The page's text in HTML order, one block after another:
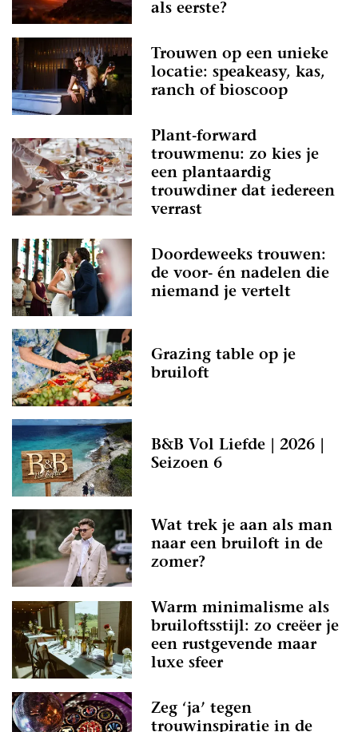
als eerste?
Trouwen op een unieke
locatie: speakeasy, kas,
ranch of bioscoop
Plant-forward
trouwmenu: zo kies je
een plantaardig
trouwdiner dat iedereen
verrast
Doordeweeks trouwen:
de voor- én nadelen die
niemand je vertelt
Grazing table op je
bruiloft
B&B Vol Liefde | 2026 |
Seizoen 6
Wat trek je aan als man
naar een bruiloft in de
zomer?
Warm minimalisme als
bruiloftsstijl: zo creëer je
een rustgevende maar
luxe sfeer
Zeg ‘ja’ tegen
trouwinspiratie in de